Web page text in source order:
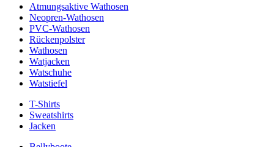
Atmungsaktive Wathosen
Neopren-Wathosen
PVC-Wathosen
Rückenpolster
Wathosen
Watjacken
Watschuhe
Watstiefel
T-Shirts
Sweatshirts
Jacken